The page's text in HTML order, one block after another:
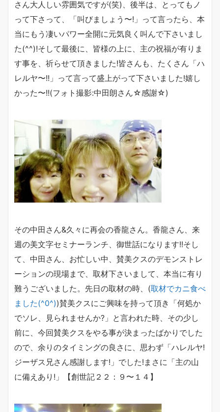
さん大人しい雰囲気ですが(笑)、後半は、とってもノ
って下さって、「叫びましょう〜!」って言ったら、本
当にもう凄いパワー全開に元気良く叫んで下さいまし
た(^^)!そして最後に、皆様の上に、主の祝福が有りま
す事を、祈らせて頂きました!皆さんも、たくさん「ハ
レルヤ〜!!」って言って盛上がって下さいました!嬉し
かった〜!!(フォト撮影:中田朗さん☆感謝☆)
その中田さん&久々に再会の香龍さん。香龍さん、来
週の美文字セミナーランチ、御世話になります!!そし
て、中田さん、お忙しい中、賛美クスのデモンストレ
ーションの現場まで、取材下さいまして、本当に有り
難うございました。先日の取材の時、(取材でカニ食べ
ました(^0^))賛美クスにご興味を持って頂き「何処か
でソレ、見られませんか?」と言われた時、その少し
前に、今回賛美クスをやる事が決まったばかりでした
ので、余りのタイミングの良さに、思わず「ハレルヤ!
ジーザス兄さん感謝します!」でした!まさに「主の山
に備えあり!」【創世記２２：９〜１４】